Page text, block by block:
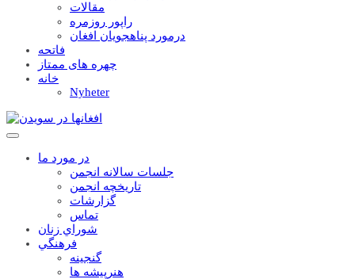
مقالات
راپور روزمره
درمورد پناهجويان افغان
فاتحه
چهره های ممتاز
خانه
Nyheter
در مورد ما
جلسات سالانه انجمن
تاریخچه انجمن
گزارشات
تماس
شوراي زنان
فرهنگي
گنجينه
هنرپيشه ها